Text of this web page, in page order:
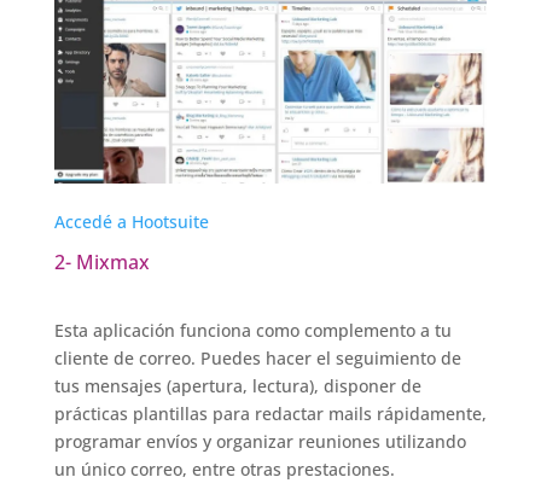
Accedé a Hootsuite
2- Mixmax
Esta aplicación funciona como complemento a tu
cliente de correo. Puedes hacer el seguimiento de
tus mensajes (apertura, lectura), disponer de
prácticas plantillas para redactar mails rápidamente,
programar envíos y organizar reuniones utilizando
un único correo, entre otras prestaciones.